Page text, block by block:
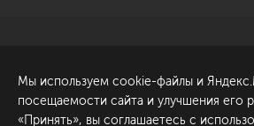
ул. Академика Павлова, 6
к1
Мы используем cookie-файлы и
посещаемости сайта и улучшения его
«Принять», вы соглашаетесь с